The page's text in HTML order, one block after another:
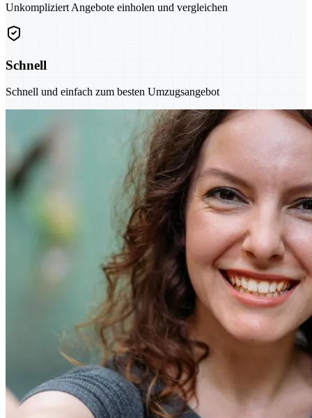
Unkompliziert Angebote einholen und vergleichen
Schnell
Schnell und einfach zum besten Umzugsangebot